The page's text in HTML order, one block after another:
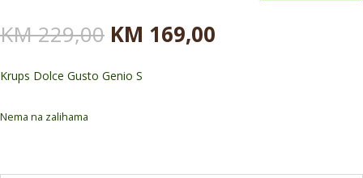
KM229,00 Originalna
cena
je
bila:
KM 169,00
Krups Dolce Gusto Genio S
Nema na zalihama